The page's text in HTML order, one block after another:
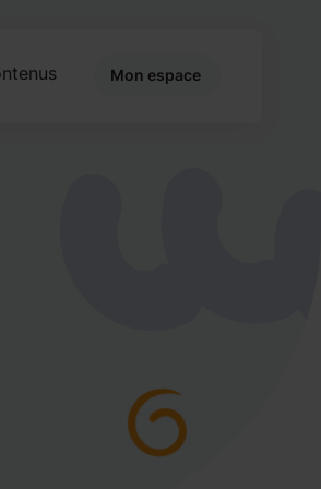
Mon espace